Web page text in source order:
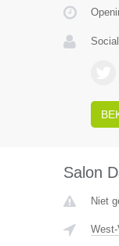
Salon
Niet